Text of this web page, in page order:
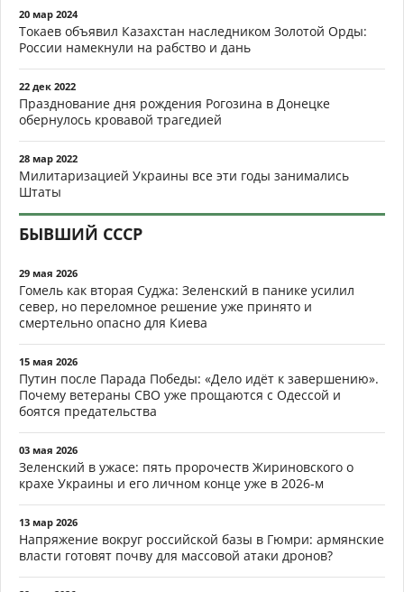
20 мар 2024
Токаев объявил Казахстан наследником Золотой Орды:
России намекнули на рабство и дань
22 дек 2022
Празднование дня рождения Рогозина в Донецке
обернулось кровавой трагедией
28 мар 2022
Милитаризацией Украины все эти годы занимались
Штаты
БЫВШИЙ СССР
29 мая 2026
Гомель как вторая Суджа: Зеленский в панике усилил
север, но переломное решение уже принято и
смертельно опасно для Киева
15 мая 2026
Путин после Парада Победы: «Дело идёт к завершению».
Почему ветераны СВО уже прощаются с Одессой и
боятся предательства
03 мая 2026
Зеленский в ужасе: пять пророчеств Жириновского о
крахе Украины и его личном конце уже в 2026-м
13 мар 2026
Напряжение вокруг российской базы в Гюмри: армянские
власти готовят почву для массовой атаки дронов?